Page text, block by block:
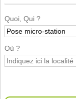
Quoi, Qui ?
Où ?